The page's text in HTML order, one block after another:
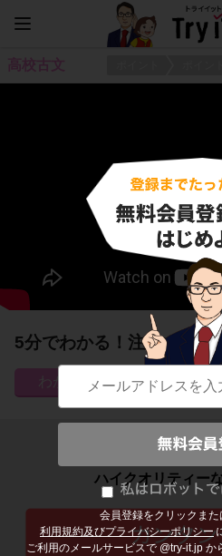
会員登録をクリックまた
利用規約及びプライバシーポリシー
ご利用のメールサービスで @try-it.jp
高校古文
5分でわかる！注意すべき
169
子どもの勉強から大
ハイクオリティー